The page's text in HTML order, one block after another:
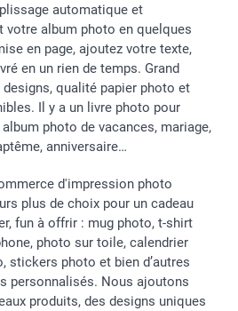
automatique et
votre album photo en quelques
en page, ajoutez votre texte,
en un rien de temps. Grand
qualité papier photo et
Il y a un livre photo pour
photo de vacances, mariage,
anniversaire…
d'impression photo
plus de choix pour un cadeau
fun à offrir : mug photo, t-shirt
photo sur toile, calendrier
stickers photo et bien d’autres
personnalisés. Nous ajoutons
produits, des designs uniques